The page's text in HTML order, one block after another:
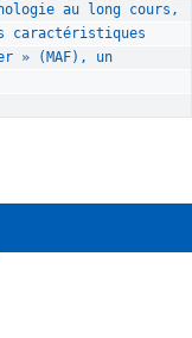
au long cours,
caractéristiques
» (MAF), un